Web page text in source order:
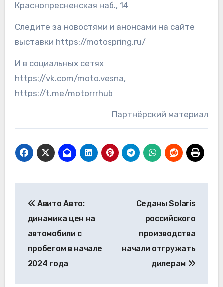
Краснопресненская наб., 14
Следите за новостями и анонсами на сайте
выставки https://motospring.ru/
И в социальных сетях
https://vk.com/moto.vesna,
https://t.me/motorrrhub
Партнёрский материал
по
записям
Авито Авто:
динамика цен на
автомобили с
пробегом в начале
2024 года
Седаны Solaris
российского
производства
начали отгружать
дилерам